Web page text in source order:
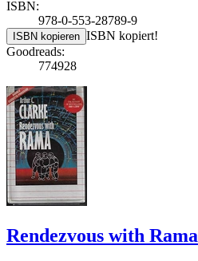
ISBN:
978-0-553-28789-9
ISBN kopieren ISBN kopiert!
Goodreads:
774928
Rendezvous with Rama